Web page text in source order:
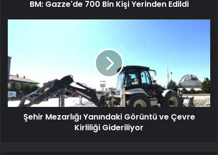
BM: Gazze'de 700 Bin Kişi Yerinden Edildi
Şehir Mezarlığı Yanındaki Görüntü ve Çevre
Kirliliği Gideriliyor